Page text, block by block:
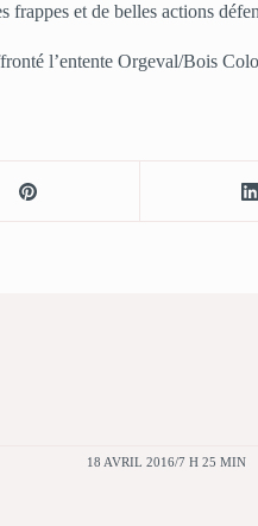
et de belles actions
l’entente Orgeval/Bois
18 AVRIL 2016/7 H 25 MIN